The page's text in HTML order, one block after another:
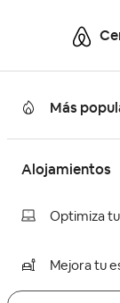
Más
Alojamientos
Optimiza
Mejora tu